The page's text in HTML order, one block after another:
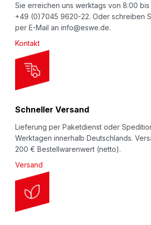
w
s
e
t
e
r
Sie erreichen uns werktags von 8:00 bis
+49 (0)7045 9620-22. Oder schreiben
per E-Mail an info@eswe.de.
Kontakt
Schneller Versand
Lieferung per Paketdienst oder
Werktagen innerhalb Deutschlands.
200 € Bestellwarenwert (netto).
Versand